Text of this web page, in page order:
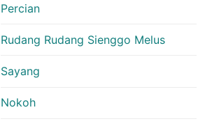
Percian
Rudang Rudang Sienggo Melus
Sayang
Nokoh